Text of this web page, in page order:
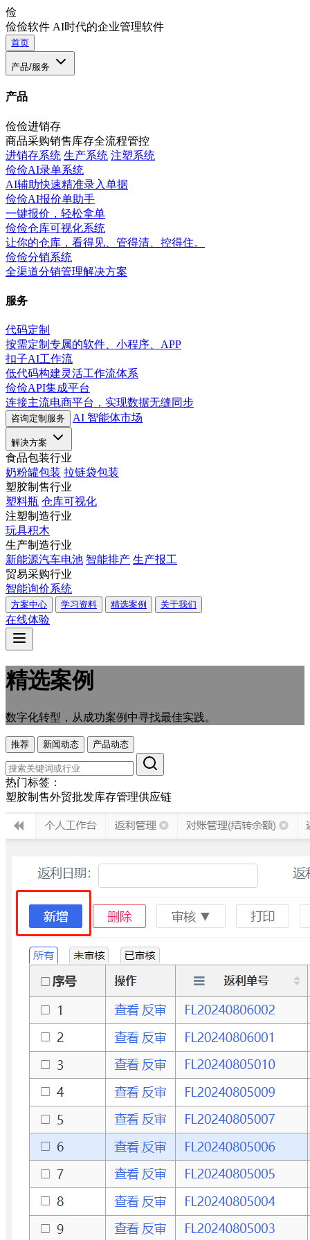
俭
俭俭软件 AI时代的企业管理软件
首页
产品/服务
产品
俭俭进销存
商品采购销售库存全流程管控
进销存系统 生产系统 注塑系统
俭俭AI录单系统
AI辅助快速精准录入单据
俭俭AI报价单助手
一键报价，轻松拿单
俭俭仓库可视化系统
让你的仓库，看得见、管得清、控得住。
俭俭分销系统
全渠道分销管理解决方案
服务
代码定制
按需定制专属的软件、小程序、APP
扣子AI工作流
低代码构建灵活工作流体系
俭俭API集成平台
连接主流电商平台，实现数据无缝同步
咨询定制服务 AI 智能体市场
解决方案
食品包装行业
奶粉罐包装 拉链袋包装
塑胶制售行业
塑料瓶 仓库可视化
注塑制造行业
玩具积木
生产制造行业
新能源汽车电池 智能排产 生产报工
贸易采购行业
智能询价系统
方案中心 学习资料 精选案例 关于我们
在线体验
精选案例
数字化转型，从成功案例中寻找最佳实践。
推荐 新闻动态 产品动态
热门标签：
塑胶制售外贸批发库存管理供应链